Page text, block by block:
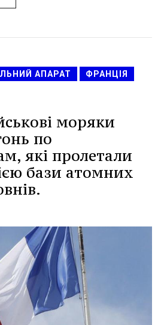
АПАРАТ ФРАНЦІЯ
моряки
по
які пролетали
бази атомних